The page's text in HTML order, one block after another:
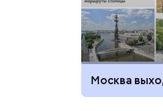
Москва